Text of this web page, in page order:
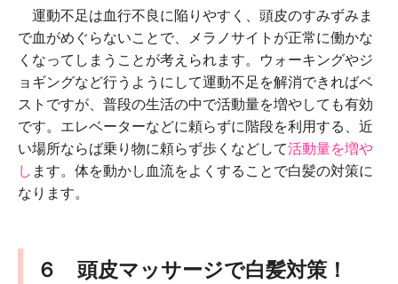
運動不足は血行不良に陥りやすく、頭皮のすみずみま
で血がめぐらないことで、メラノサイトが正常に働かな
くなってしまうことが考えられます。ウォーキングやジ
ョギングなど行うようにして運動不足を解消できればベ
ストですが、普段の生活の中で活動量を増やしても有効
です。エレベーターなどに頼らずに階段を利用する、近
い場所ならば乗り物に頼らず歩くなどして活動量を増や
し ます。体を動かし血流をよくすることで白髪の対策に
なります。
６ 頭皮マッサージで白髪対策！